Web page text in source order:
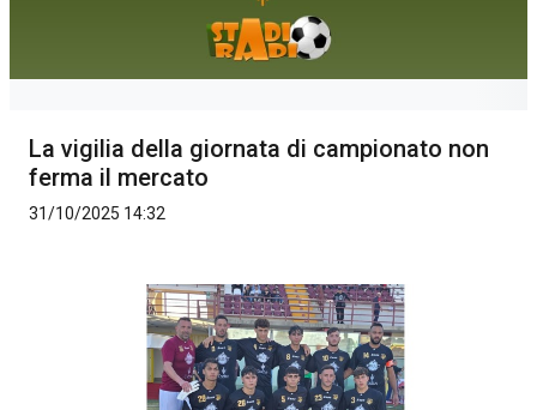
La vigilia della giornata di campionato non
ferma il mercato
31/10/2025 14:32